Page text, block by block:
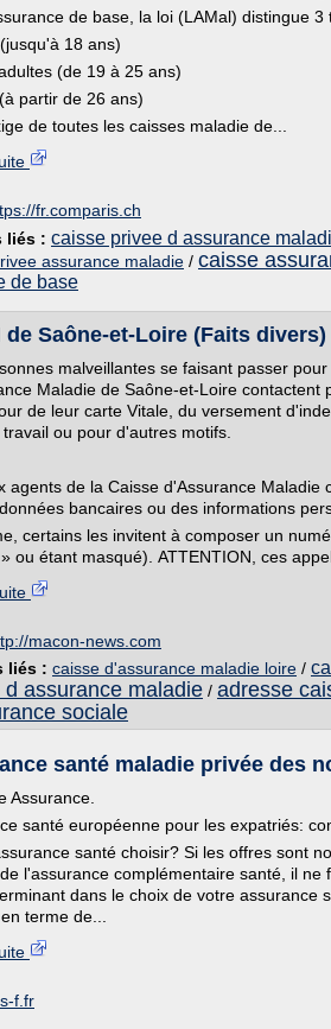
de base, la loi (LAMal) distingue 3
18 ans)
(de 19 à 25 ans)
partir de 26 ans)
de toutes les caisses maladie de...
fr.comparis.ch
liés : caisse privee d assurance
assurance maladie / caisse
de base
de Saône-et-Loire (Faits
malveillantes se faisant passer
Maladie de Saône-et-Loire contactent
de leur carte Vitale, du versement
ou pour d'autres motifs.
agents de la Caisse d'Assurance Maladie
bancaires ou des informations
certains les invitent à composer un
ou étant masqué). ATTENTION, ces
macon-news.com
liés : caisse d'assurance maladie loire /
d assurance maladie / adresse
sociale
santé maladie privée des
Assurance.
santé européenne pour les expatriés:
santé choisir? Si les offres sont
l'assurance complémentaire santé, il
dans le choix de votre assurance
terme de...
f.fr